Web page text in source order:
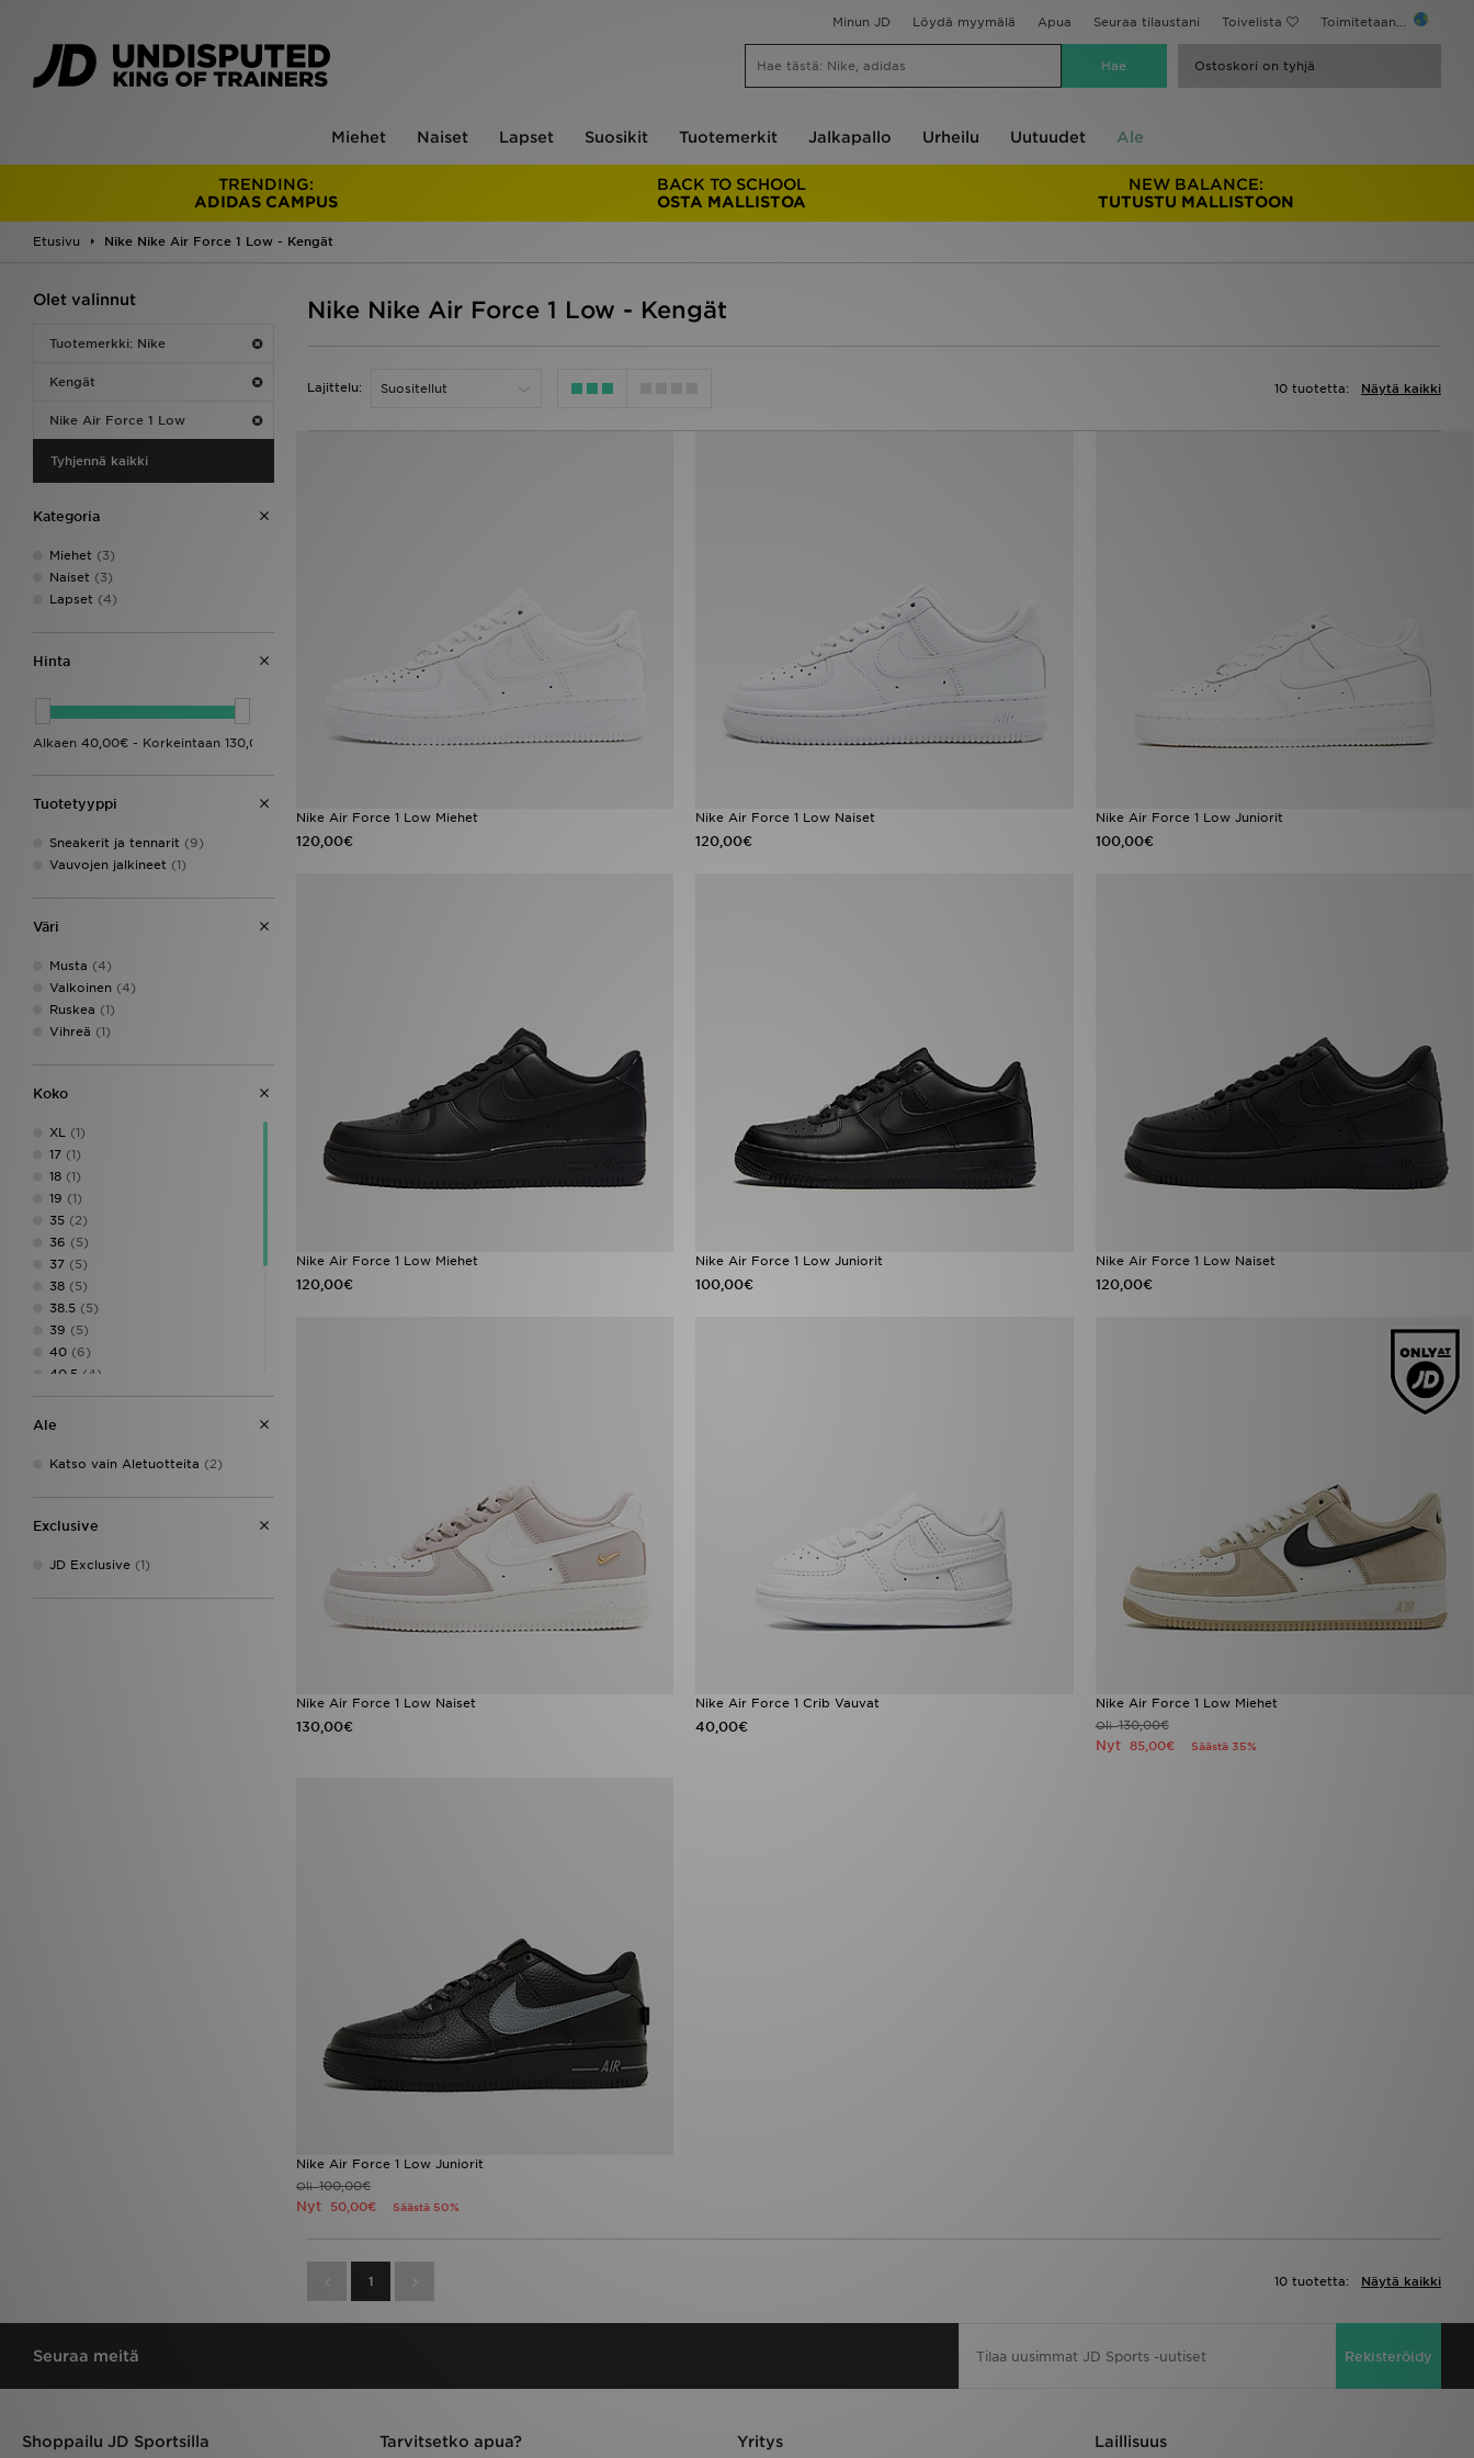
Minun JD Löydä myymälä Apua Seuraa tilaustani Toivelista Toimitetaan...
Ostoskori on tyhjä
Miehet Naiset Lapset Suosikit Tuotemerkit Jalkapallo Urheilu Uutuudet Ale
TRENDING:
ADIDAS CAMPUS
BACK TO SCHOOL
OSTA MALLISTOA
NEW BALANCE:
TUTUSTU MALLISTOON
Etusivu Nike Nike Air Force 1 Low - Kengät
Olet valinnut
Tuotemerkki: Nike
Kengät
Nike Air Force 1 Low
Tyhjennä kaikki
Kategoria
Miehet (3)
Naiset (3)
Lapset (4)
Hinta
Tuotetyyppi
Sneakerit ja tennarit (9)
Vauvojen jalkineet (1)
Väri
Musta (4)
Valkoinen (4)
Ruskea (1)
Vihreä (1)
Koko
XL
(1)
17 (1)
18 (1)
19 (1)
35 (2)
36 (5)
37 (5)
38 (5)
38.5 (5)
39 (5)
40 (6)
40.5 (4)
41(6)
44(4)
45.5(2)
Ale
Katso vain Aletuotteita (2)
Exclusive
JD Exclusive (1)
Nike Nike Air Force 1 Low - Kengät
Lajittelu: Näytä kaikki
10 tuotetta:
Nike Air Force 1 Low Miehet
120,00€
Nike Air Force 1 Low Naiset
120,00€
Nike Air Force 1 Low Juniorit
100,00€
Nike Air Force 1 Low Miehet
120,00€
Nike Air Force 1 Low Juniorit
100,00€
Nike Air Force 1 Low Naiset
120,00€
Nike Air Force 1 Low Naiset
130,00€
Nike Air Force 1 Crib Vauvat
40,00€
Nike Air Force 1 Low Miehet
Oli130,00€
Nyt 85,00€ Säästä 35%
Nike Air Force 1 Low Juniorit
Oli100,00€
Nyt 50,00€ Säästä 50%
1 Näytä kaikki
10 tuotetta:
Seuraa meitä Rekisteröidy
Shoppailu JD Sportsilla Tarvitsetko apua? Yritys Laillisuus